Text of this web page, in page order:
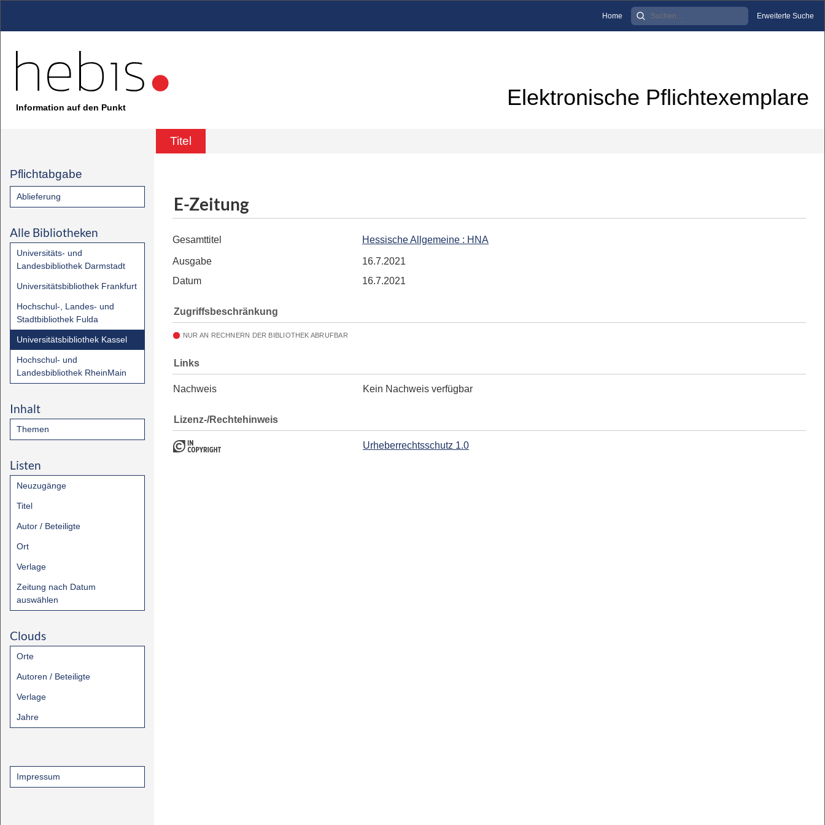
Home Erweiterte Suche
Information auf den Punkt Elektronische Pflichtexemplare
Titel
Pflichtabgabe
Ablieferung
Alle Bibliotheken
Universitäts- und
Landesbibliothek Darmstadt
Universitätsbibliothek Frankfurt
Hochschul-, Landes- und
Stadtbibliothek Fulda
Universitätsbibliothek Kassel
Hochschul- und
Landesbibliothek RheinMain
Inhalt
Themen
Listen
Neuzugänge
Titel
Autor / Beteiligte
Ort
Verlage
Zeitung nach Datum
auswählen
Clouds
Orte
Autoren / Beteiligte
Verlage
Jahre
Impressum
E-Zeitung
Gesamttitel Hessische Allgemeine : HNA
Ausgabe
16.7.2021
Datum
16.7.2021
Zugriffsbeschränkung
NUR AN RECHNERN DER BIBLIOTHEK ABRUFBAR
Links
Nachweis Kein Nachweis verfügbar
Lizenz-/Rechtehinweis
Urheberrechtsschutz 1.0